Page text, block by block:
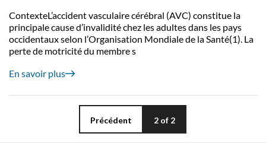
ContexteL’accident vasculaire cérébral (AVC) constitue la
principale cause d’invalidité chez les adultes dans les pays
occidentaux selon l’Organisation Mondiale de la Santé(1). La
perte de motricité du membre s
En savoir plus
Précédent 2 of 2